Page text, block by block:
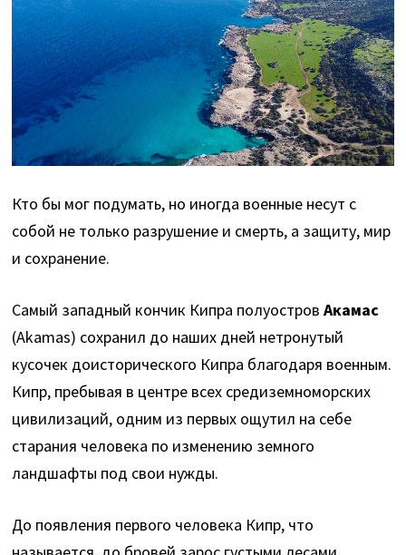
Кто бы мог подумать, но иногда военные несут с
собой не только разрушение и смерть, а защиту, мир
и сохранение.
Самый западный кончик Кипра полуостровАкамас
(Akamas) сохранил до наших дней нетронутый
кусочек доисторического Кипра благодаря военным.
Кипр, пребывая в центре всех средиземноморских
цивилизаций, одним из первых ощутил на себе
старания человека по изменению земного
ландшафты под свои нужды.
До появления первого человека Кипр, что